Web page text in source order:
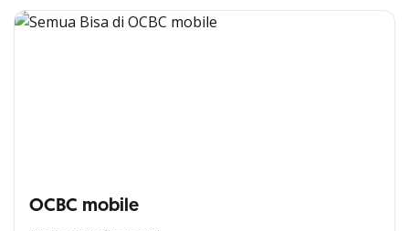
OCBC mobile